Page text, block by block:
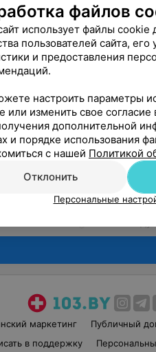
маркетинг Публичный
в поддержку
файлов
использует файлы cookie
пользователей сайта,
и предоставления
настроить параметры
или изменить свое
дополнительной
и порядке использования
с нашей Политикой
Отклонить
Персональные